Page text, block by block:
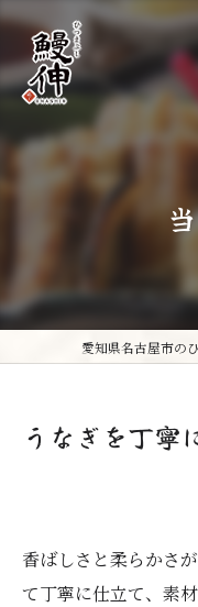
愛知県名古屋市の
うなぎを丁寧
香ばしさと柔らかさ
て丁寧に仕立て、素